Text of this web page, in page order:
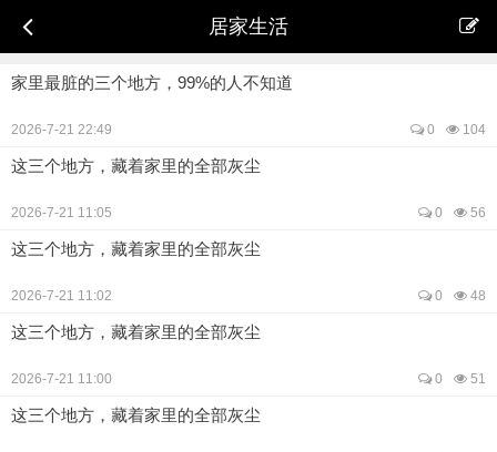
居家生活
家里最脏的三个地方，99%的人不知道
2026-7-21 22:49 0 104
这三个地方，藏着家里的全部灰尘
2026-7-21 11:05 0 56
这三个地方，藏着家里的全部灰尘
2026-7-21 11:02 0 48
这三个地方，藏着家里的全部灰尘
2026-7-21 11:00 0 51
这三个地方，藏着家里的全部灰尘